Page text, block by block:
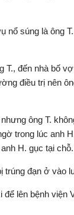
súng là ông
T., đến nhà bố
điều trị nên
ông T.
trong lúc anh
H. gục tại chỗ.
trúng đạn ở vào
lên bệnh viện